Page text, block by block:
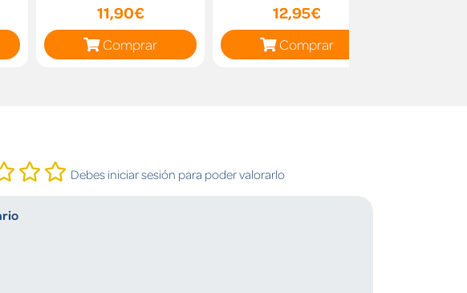
11,90€
Comprar
12,95€
Comprar
Debes iniciar sesión para poder valorarlo